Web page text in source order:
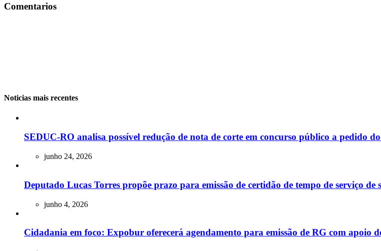
Comentarios
Noticias mais recentes
SEDUC-RO analisa possível redução de nota de corte em concurso público a pedido
junho 24, 2026
Deputado Lucas Torres propõe prazo para emissão de certidão de tempo de serviço de
junho 4, 2026
Cidadania em foco: Expobur oferecerá agendamento para emissão de RG com apoio